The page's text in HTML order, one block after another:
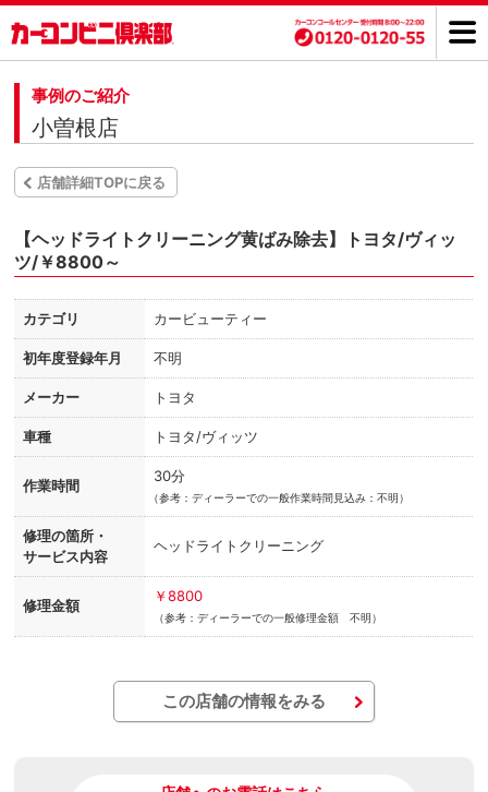
事例のご紹介
小曽根店
店舗詳細TOPに戻る
【ヘッドライトクリーニング黄ばみ除去】トヨタ/ヴィッ
ツ/￥8800～
カテゴリ カービューティー
初年度登録年月 不明
メーカー トヨタ
車種 トヨタ/ヴィッツ
作業時間
30分
（参考：ディーラーでの一般作業時間見込み：不明）
修理の箇所・
サービス内容
ヘッドライトクリーニング
修理金額
￥8800
（参考：ディーラーでの一般修理金額 不明）
この店舗の情報をみる